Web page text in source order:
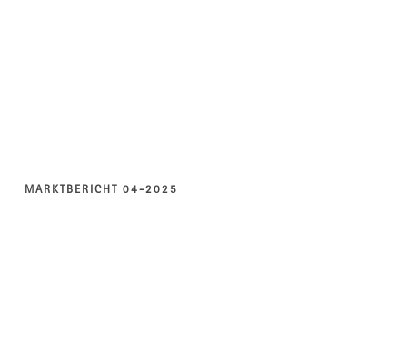
MARKTBERICHT 04-2025